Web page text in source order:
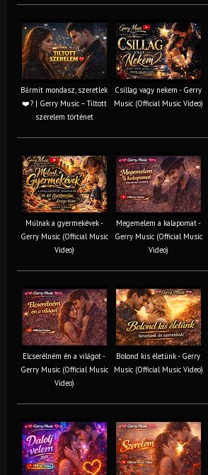
Bármit mondasz, szeretlek
❤️‍? | Gerry Music – Tiltott
szerelem történet
Csillag vagy nekem - Gerry
Music (Official Music Video)
Múlnak a gyermekévek -
Gerry Music (Official Music
Video)
Megemelem a kalapomat -
Gerry Music (Official Music
Video)
Elcserélném én a világot -
Gerry Music (Official Music
Video)
Bolond kis életünk - Gerry
Music (Official Music Video)